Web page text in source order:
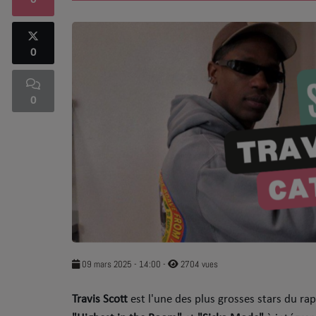
SOUL ADDICT PLAY
Flash News
5 bonnes raisons
URBAN CULTURE
0
0
09 mars 2025 - 14:00 - 2704 vues
Travis Scott est l'une des plus grosses stars du